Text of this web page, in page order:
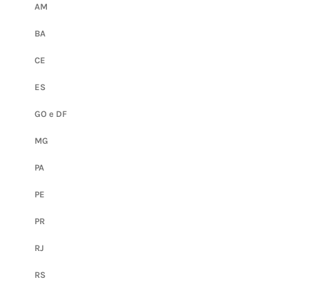
AM
BA
CE
ES
GO e DF
MG
PA
PE
PR
RJ
RS